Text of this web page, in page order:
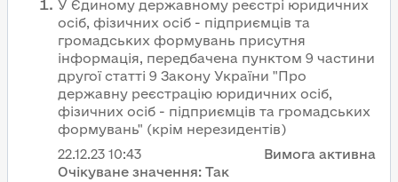
У Єдиному державному реєстрі юридичних
осіб, фізичних осіб - підприємців та
громадських формувань присутня
інформація, передбачена пунктом 9 частини
другої статті 9 Закону України "Про
державну реєстрацію юридичних осіб,
фізичних осіб - підприємців та громадських
формувань" (крім нерезидентів)
22.12.23 10:43
Вимога активна
Очікуване значення: Так